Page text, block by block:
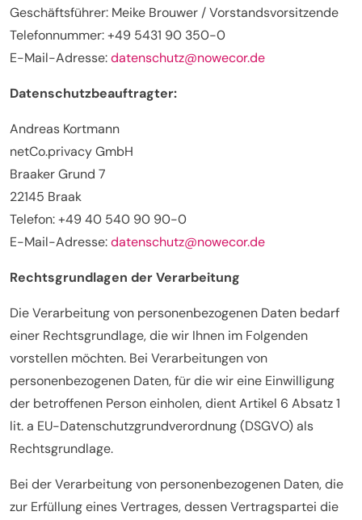
Geschäftsführer: Meike Brouwer / Vorstandsvorsitzende
Telefonnummer: +49 5431 90 350-0
E-Mail-Adresse:datenschutz@nowecor.de
Datenschutzbeauftragter:
Andreas Kortmann
netCo.privacy GmbH
Braaker Grund 7
22145 Braak
Telefon: +49 40 540 90 90-0
E-Mail-Adresse:datenschutz@nowecor.de
Rechtsgrundlagen der Verarbeitung
Die Verarbeitung von personenbezogenen Daten bedarf
einer Rechtsgrundlage, die wir Ihnen im Folgenden
vorstellen möchten. Bei Verarbeitungen von
personenbezogenen Daten, für die wir eine Einwilligung
der betroffenen Person einholen, dient Artikel 6 Absatz 1
lit. a EU-Datenschutzgrundverordnung (DSGVO) als
Rechtsgrundlage.
Bei der Verarbeitung von personenbezogenen Daten, die
zur Erfüllung eines Vertrages, dessen Vertragspartei die